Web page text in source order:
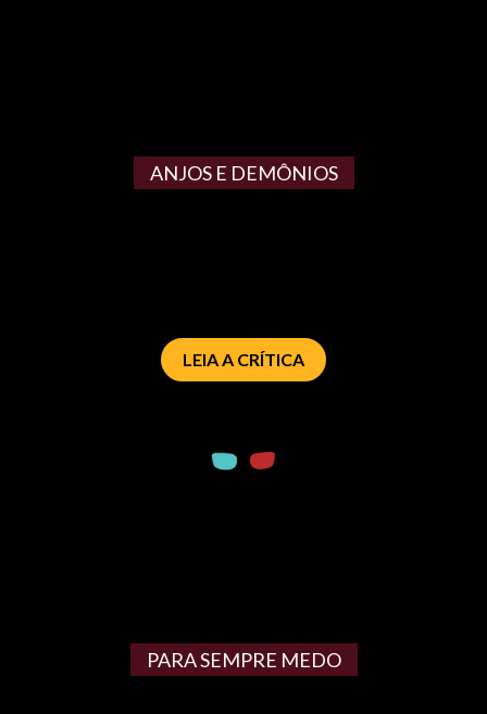
ANJOS E DEMÔNIOS
LEIA A CRÍTICA
PARA SEMPRE MEDO